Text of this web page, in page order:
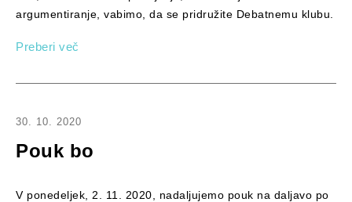
argumentiranje, vabimo, da se pridružite Debatnemu klubu.
Preberi več
30. 10. 2020
Pouk bo
V ponedeljek, 2. 11. 2020, nadaljujemo pouk na daljavo po